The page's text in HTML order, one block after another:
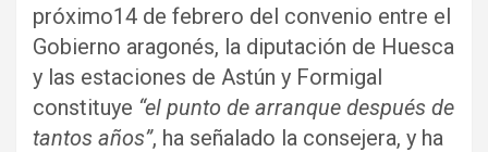
próximo14 de febrero del convenio entre el
Gobierno aragonés, la diputación de Huesca
y las estaciones de Astún y Formigal
constituye “el punto de arranque después de
tantos años”, ha señalado la consejera, y ha